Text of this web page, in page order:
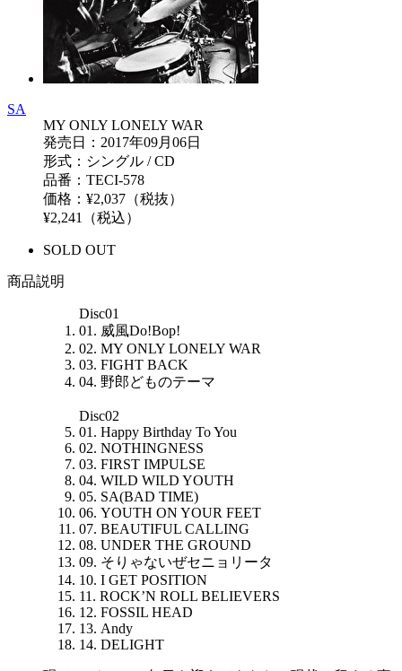
SA
MY ONLY LONELY WAR
発売日：2017年09月06日
形式：シングル / CD
品番：TECI-578
価格：¥2,037（税抜）
¥2,241（税込）
SOLD OUT
商品説明
Disc01
01. 威風Do!Bop!
02. MY ONLY LONELY WAR
03. FIGHT BACK
04. 野郎どものテーマ
Disc02
01. Happy Birthday To You
02. NOTHINGNESS
03. FIRST IMPULSE
04. WILD WILD YOUTH
05. SA(BAD TIME)
06. YOUTH ON YOUR FEET
07. BEAUTIFUL CALLING
08. UNDER THE GROUND
09. そりゃないぜセニョリータ
10. I GET POSITION
11. ROCK’N ROLL BELIEVERS
12. FOSSIL HEAD
13. Andy
14. DELIGHT